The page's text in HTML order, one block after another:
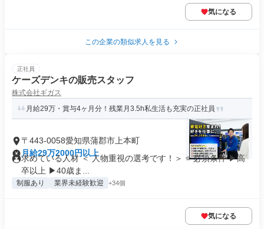
気になる
この企業の類似求人を見る
正社員
ケーズデンキの販売スタッフ
株式会社ギガス
月給29万・賞与4ヶ月分！残業月3.5h私生活も充実の正社員
〒443-0058愛知県蒲郡市上本町
月給29万2000円以上
求めている人材 ＜ 人物重視の選考です！＞ ⭐ 必須条件 ▶高
卒以上 ▶40歳ま...
制服あり 業界未経験歓迎 +34個
気になる